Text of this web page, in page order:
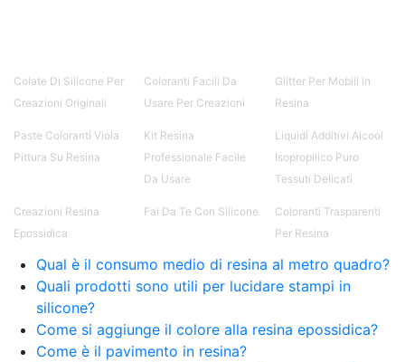
Colate Di Silicone Per
Creazioni Originali
Coloranti Facili Da
Usare Per Creazioni
Glitter Per Mobili In
Resina
Paste Coloranti Viola
Pittura Su Resina
Kit Resina
Professionale Facile
Da Usare
Liquidi Additivi Alcool
Isopropilico Puro
Tessuti Delicati
Creazioni Resina
Epossidica
Fai Da Te Con Silicone
Coloranti Trasparenti
Per Resina
Qual è il consumo medio di resina al metro quadro?
Quali prodotti sono utili per lucidare stampi in
silicone?
Come si aggiunge il colore alla resina epossidica?
Come è il pavimento in resina?